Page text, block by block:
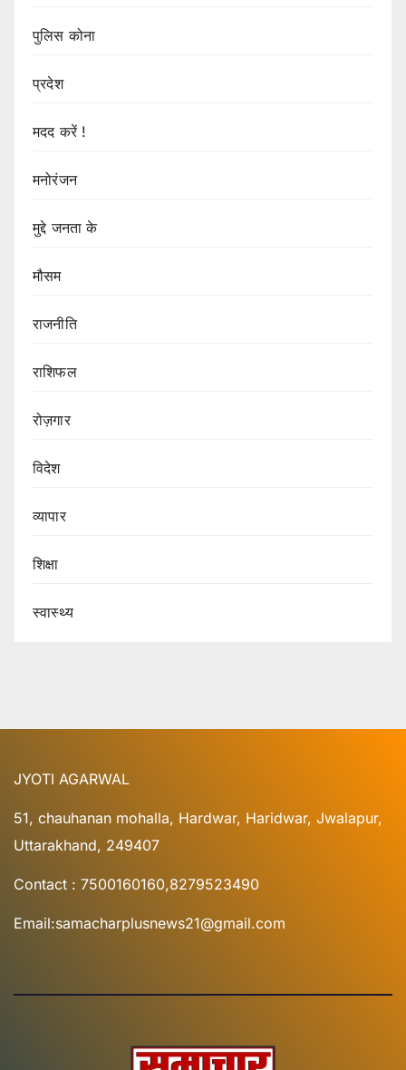
पुलिस कोना
प्रदेश
मदद करें !
मनोरंजन
मुद्दे जनता के
मौसम
राजनीति
राशिफल
रोज़गार
विदेश
व्यापार
शिक्षा
स्वास्थ्य
JYOTI AGARWAL
51, chauhanan mohalla, Hardwar, Haridwar, Jwalapur,
Uttarakhand, 249407
Contact : 7500160160,8279523490
Email:samacharplusnews21@gmail.com